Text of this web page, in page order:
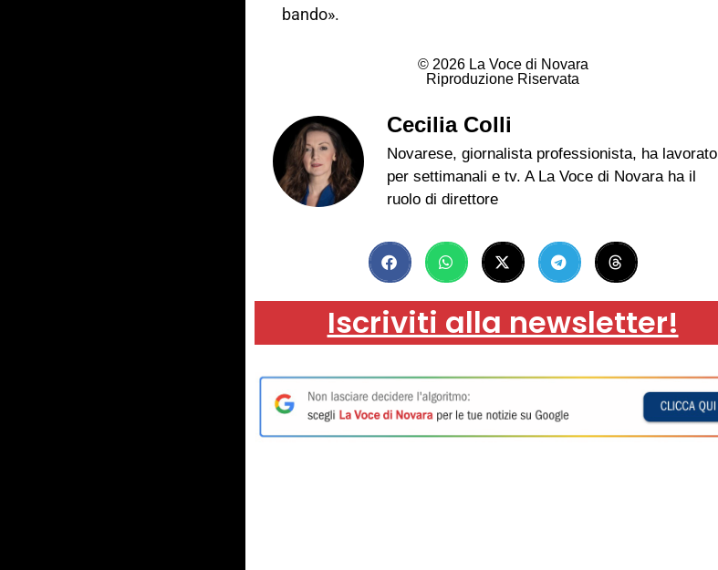
bando».
© 2026 La Voce di Novara
Riproduzione Riservata
Cecilia Colli
Novarese, giornalista professionista, ha lavorato
per settimanali e tv. A La Voce di Novara ha il
ruolo di direttore
Iscriviti alla newsletter!